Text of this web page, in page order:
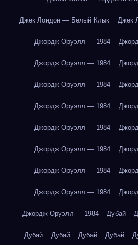
Джек Лондон — Белый Клык Джек
Джордж Оруэлл — 1984
Джордж Оруэлл — 1984
Джордж Оруэлл — 1984
Джордж Оруэлл — 1984
Джордж Оруэлл — 1984
Джордж Оруэлл — 1984
Джордж Оруэлл — 1984
Джордж Оруэлл — 1984
Джордж Оруэлл — 1984 Дубай
Дубай Дубай Дубай Дубай